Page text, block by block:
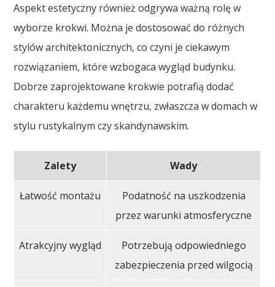
Aspekt estetyczny również odgrywa ważną rolę w
wyborze krokwi. Można je dostosować do różnych
stylów architektonicznych, co czyni je ciekawym
rozwiązaniem, które wzbogaca wygląd budynku.
Dobrze zaprojektowane krokwie potrafią dodać
charakteru każdemu wnętrzu, zwłaszcza w domach w
stylu rustykalnym czy skandynawskim.
Zalety Wady
Łatwość montażu
Podatność na uszkodzenia
przez warunki atmosferyczne
Atrakcyjny wygląd
Potrzebują odpowiedniego
zabezpieczenia przed wilgocią